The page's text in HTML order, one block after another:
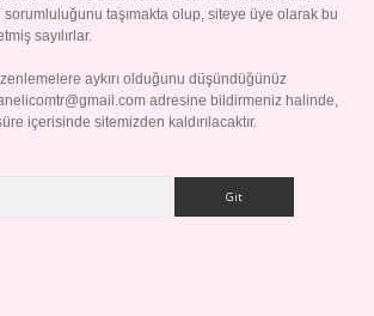
sorumluluğunu taşımakta olup, siteye üye olarak bu
sayılırlar.
aykırı olduğunu düşündüğünüz
adresine bildirmeniz halinde,
içerisinde sitemizden kaldırılacaktır.